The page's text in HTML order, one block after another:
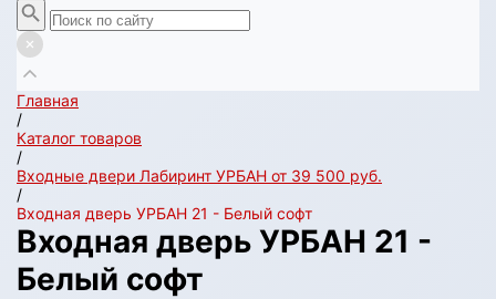
Главная
/
Каталог товаров
/
Входные двери Лабиринт УРБАН от 39 500 руб.
/
Входная дверь УРБАН 21 - Белый софт
Входная дверь УРБАН 21 -
Белый софт